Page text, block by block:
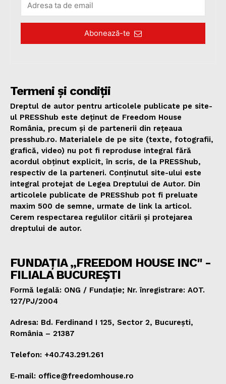
Abonează-te
Termeni și condiții
Dreptul de autor pentru articolele publicate pe site-
ul PRESShub este deținut de Freedom House
România, precum și de partenerii din rețeaua
presshub.ro. Materialele de pe site (texte, fotografii,
grafică, video) nu pot fi reproduse integral fără
acordul obținut explicit, în scris, de la PRESShub,
respectiv de la parteneri. Conținutul site-ului este
integral protejat de Legea Dreptului de Autor. Din
articolele publicate de PRESShub pot fi preluate
maxim 500 de semne, urmate de link la articol.
Cerem respectarea regulilor citării și protejarea
dreptului de autor.
FUNDAȚIA „FREEDOM HOUSE INC" -
FILIALA BUCUREȘTI
Formă legală: ONG / Fundație; Nr. înregistrare: AOT.
127/PJ/2004
Adresa: Bd. Ferdinand I 125, Sector 2, București,
România – 21387
Telefon: +40.743.291.261
E-mail: office@freedomhouse.ro